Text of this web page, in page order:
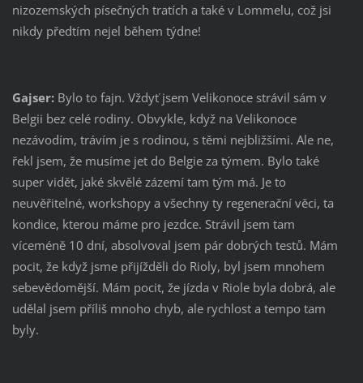
nizozemských písečných tratích a také v Lommelu, což jsi
nikdy předtím nejel během týdne!
Gajser: Bylo to fajn. Vždyť jsem Velikonoce strávil sám v
Belgii bez celé rodiny. Obvykle, když na Velikonoce
nezávodím, trávím je s rodinou, s těmi nejbližšími. Ale ne,
řekl jsem, že musíme jet do Belgie za týmem. Bylo také
super vidět, jaké skvělé zázemí tam tým má. Je to
neuvěřitelné, workshopy a všechny ty regenerační věci, ta
kondice, kterou máme pro jezdce. Strávil jsem tam
víceméně 10 dní, absolvoval jsem pár dobrých testů. Mám
pocit, že když jsme přijížděli do Rioly, byl jsem mnohem
sebevědomější. Mám pocit, že jízda v Riole byla dobrá, ale
udělal jsem příliš mnoho chyb, ale rychlost a tempo tam
byly.